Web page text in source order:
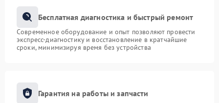
Бесплатная диагностика и быстрый ремонт
Современное оборудование и опыт позволяют провести
экспресс-диагностику и восстановление в кратчайшие
сроки, минимизируя время без устройства
Гарантия на работы и запчасти